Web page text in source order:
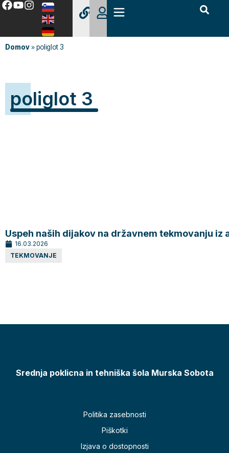
Domov»poliglot 3
poliglot 3
Uspeh naših dijakov na državnem tekmovanju iz
16.03.2026
TEKMOVANJE
Srednja poklicna in tehniška šola Murska Sobota
Politika zasebnosti
Piškotki
Izjava o dostopnosti